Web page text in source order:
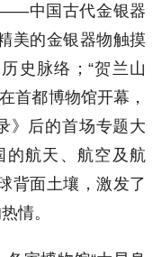
中国古代金银器
美的金银器物触摸
史脉络；“贺兰山
首都博物馆开幕，
》后的首场专题大
的航天、航空及航
背面土壤，激发了
情。